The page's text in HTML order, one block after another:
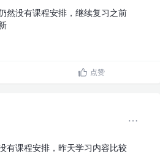
然没有课程安排，继续复习之前
点赞
有课程安排，昨天学习内容比较